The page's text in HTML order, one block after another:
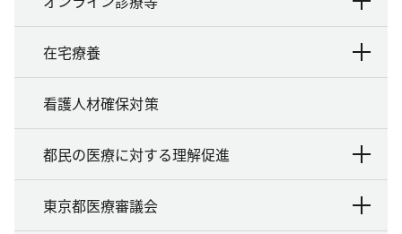
在宅療養
看護人材確保対策
都民の医療に対する理解促進
東京都医療審議会